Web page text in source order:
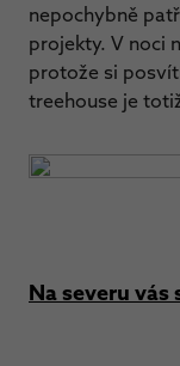
nepochybně
projekty. V noci
protože si
treehouse je
Na severu vás